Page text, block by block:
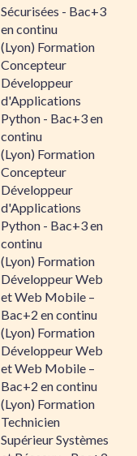
Sécurisées - Bac+3
en continu
(Lyon) Formation
Concepteur
Développeur
d'Applications
Python - Bac+3 en
continu
(Lyon) Formation
Concepteur
Développeur
d'Applications
Python - Bac+3 en
continu
(Lyon) Formation
Développeur Web
et Web Mobile –
Bac+2 en continu
(Lyon) Formation
Développeur Web
et Web Mobile –
Bac+2 en continu
(Lyon) Formation
Technicien
Supérieur Systèmes